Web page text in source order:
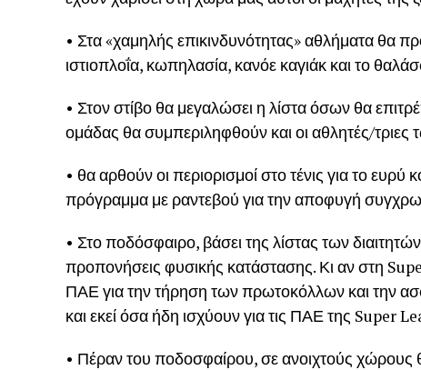
• Στα «χαμηλής επικινδυνότητας» αθλήματα θα
ιστιοπλοΐα, κωπηλασία, κανόε καγιάκ και το
• Στον στίβο θα μεγαλώσει η λίστα όσων θα
ομάδας θα συμπεριληφθούν και οι αθλητές/
• θα αρθούν οι περιορισμοί στο τένις για το
πρόγραμμα με ραντεβού για την αποφυγή
• Στο ποδόσφαιρο, βάσει της λίστας των
προπονήσεις φυσικής κατάστασης. Κι αν στη
ΠΑΕ για την τήρηση των πρωτοκόλλων και την
και εκεί όσα ήδη ισχύουν για τις ΠΑΕ της Super
• Πέραν του ποδοσφαίρου, σε ανοιχτούς